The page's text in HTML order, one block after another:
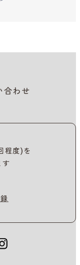
合わせ
程度)を
す